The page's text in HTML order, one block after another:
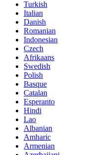
Turkish
Italian
Danish
Romanian
Indonesian
Czech
Afrikaans
Swedish
Polish
Basque
Catalan
Esperanto
Hindi
Lao
Albanian
Amharic
Armenian